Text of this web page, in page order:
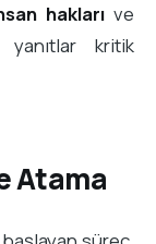
hakları ve
yanıtlar kritik
Atama